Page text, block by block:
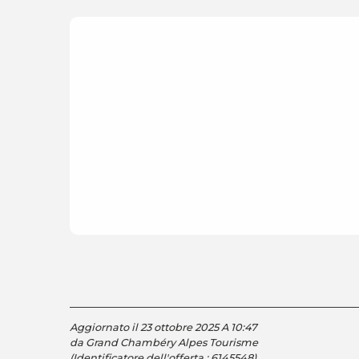
Aggiornato il 23 ottobre 2025 A 10:47
da Grand Chambéry Alpes Tourisme